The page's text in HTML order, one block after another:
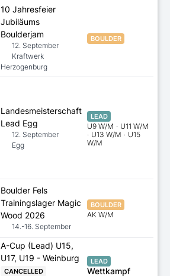
10 Jahresfeier
Jubiläums
Boulderjam
12. September
Kraftwerk
Herzogenburg
BOULDER
Landesmeisterschaft
Lead Egg
12. September
Egg
LEAD
U9 W/M · U11 W/M
· U13 W/M · U15
W/M
Boulder Fels
Trainingslager Magic
Wood 2026
14.-16. September
BOULDER
AK W/M
A-Cup (Lead) U15,
U17, U19 - Weinburg
CANCELLED
LEAD
Wettkampf